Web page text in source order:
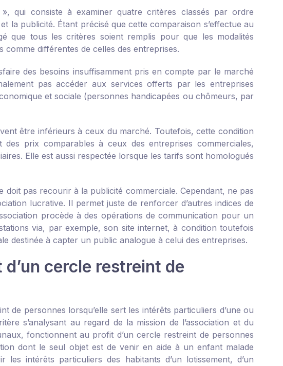
qui consiste à examiner quatre critères classés par ordre
la publicité. Étant précisé que cette comparaison s’effectue au
que tous les critères soient remplis pour que les modalités
comme différentes de celles des entreprises.
des besoins insuffisamment pris en compte par le marché
pas accéder aux services offerts par les entreprises
et sociale (personnes handicapées ou chômeurs, par
être inférieurs à ceux du marché. Toutefois, cette condition
prix comparables à ceux des entreprises commerciales,
Elle est aussi respectée lorsque les tarifs sont homologués
pas recourir à la publicité commerciale. Cependant, ne pas
lucrative. Il permet juste de renforcer d’autres indices de
procède à des opérations de communication pour un
via, par exemple, son site internet, à condition toutefois
destinée à capter un public analogue à celui des entreprises.
cercle restreint de
de personnes lorsqu’elle sert les intérêts particuliers d’une ou
s’analysant au regard de la mission de l’association et du
fonctionnent au profit d’un cercle restreint de personnes
dont le seul objet est de venir en aide à un enfant malade
les intérêts particuliers des habitants d’un lotissement, d’un